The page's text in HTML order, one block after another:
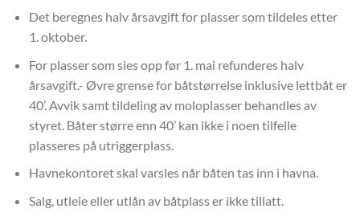
Det beregnes halv årsavgift for plasser som tildeles etter
1. oktober.
For plasser som sies opp før 1. mai refunderes halv
årsavgift.- Øvre grense for båtstørrelse inklusive lettbåt er
40’. Avvik samt tildeling av moloplasser behandles av
styret. Båter større enn 40’ kan ikke i noen tilfelle
plasseres på utriggerplass.
Havnekontoret skal varsles når båten tas inn i havna.
Salg, utleie eller utlån av båtplass er ikke tillatt.